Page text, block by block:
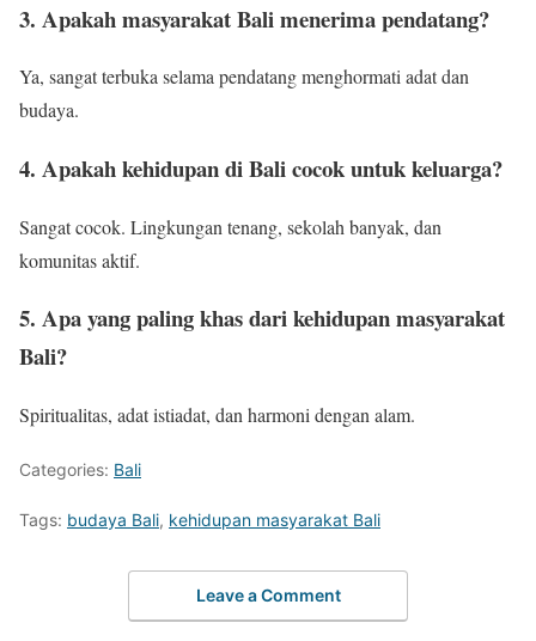
3. Apakah masyarakat Bali menerima pendatang?
Ya, sangat terbuka selama pendatang menghormati adat dan
budaya.
4. Apakah kehidupan di Bali cocok untuk keluarga?
Sangat cocok. Lingkungan tenang, sekolah banyak, dan
komunitas aktif.
5. Apa yang paling khas dari kehidupan masyarakat
Bali?
Spiritualitas, adat istiadat, dan harmoni dengan alam.
Categories: Bali
Tags: budaya Bali, kehidupan masyarakat Bali
Leave a Comment